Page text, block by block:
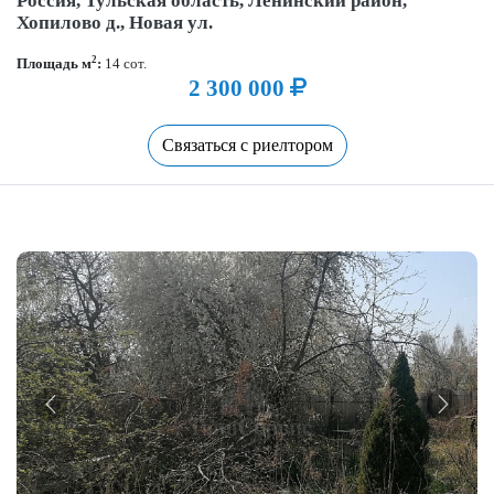
Хопилово д., Новая ул.
Площадь м2 : 14 сот.
2 300 000
Связаться с риелтором